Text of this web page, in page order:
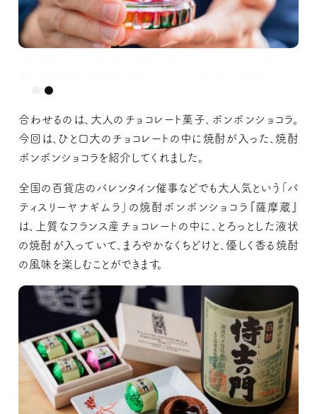
合わせるのは、大人のチョコレート菓子、ボンボンショコラ。
今回は、ひと口大のチョコレートの中に焼酎が入った、焼酎
ボンボンショコラを紹介してくれました。
全国の百貨店のバレンタイン催事などでも大人気という「パ
ティスリーヤナギムラ」の焼酎ボンボンショコラ『薩摩蔵』
は、上質なフランス産チョコレートの中に、とろっとした液状
の焼酎が入っていて、まろやかなくちどけと、優しく香る焼酎
の風味を楽しむことができます。